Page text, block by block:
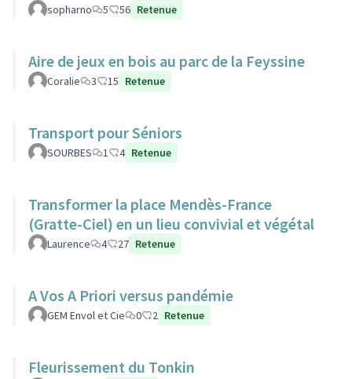
sopharno 5 56 Retenue
Aire de jeux en bois au parc de la Feyssine
Coralie 3 15 Retenue
Transport pour Séniors
SOURBES 1 4 Retenue
Transformer la place Mendès-France
(Gratte-Ciel) en un lieu convivial et végétal
Laurence 4 27 Retenue
A Vos A Priori versus pandémie
GEM Envol et Cie 0 2 Retenue
Fleurissement du Tonkin